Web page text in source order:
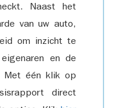
Naast het
van uw auto,
om inzicht te
en de
Met één klik op
direct